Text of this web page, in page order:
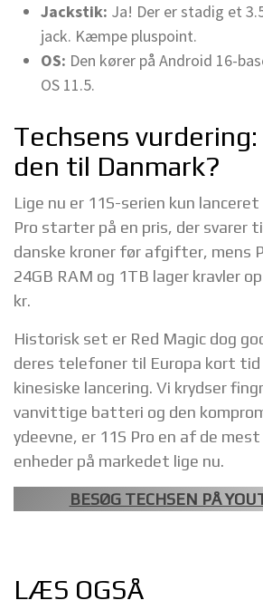
Jackstik: Ja! Der er stadig et
jack. Kæmpe pluspoint.
OS: Den kører på Android 16-
OS 11.5.
Techsens
den til Danmark?
Lige nu er 11S-serien kun lanceret
Pro starter på en pris, der svarer
danske kroner før afgifter, mens
24GB RAM og 1TB lager kravler
kr.
Historisk set er Red Magic dog
deres telefoner til Europa kort
kinesiske lancering. Vi krydser
vanvittige batteri og den
ydeevne, er 11S Pro en af de
enheder på markedet lige nu.
BESØG TECHSEN PÅ
LÆS OGSÅ